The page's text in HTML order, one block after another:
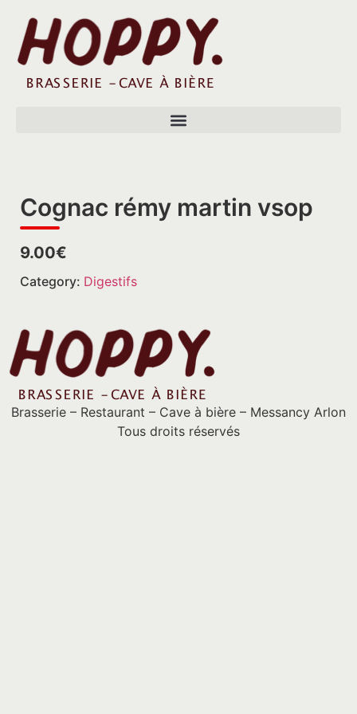
Cognac rémy martin vsop
9.00€
Category: Digestifs
Brasserie – Restaurant – Cave à bière – Messancy Arlon
Tous droits réservés